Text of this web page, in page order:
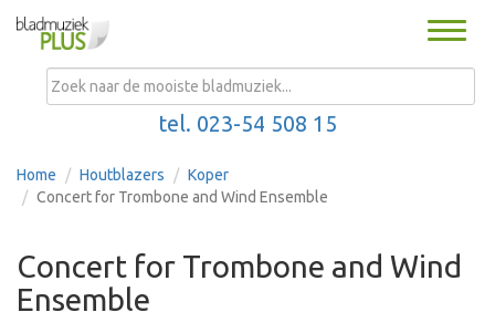
Toggle
tel. 023-54 508 15
MENU
Home Houtblazers
Koper
Concert for Trombone and Wind Ensemble
Concert for Trombone and Wind
Ensemble